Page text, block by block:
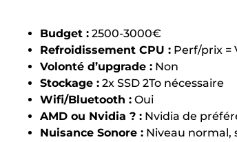
Budget : 2500-3000€
Refroidissement CPU : Perf/prix =
Volonté d’upgrade : Non
Stockage : 2x SSD 2To nécessaire
Wifi/Bluetooth : Oui
AMD ou Nvidia ? : Nvidia de
Nuisance Sonore : Niveau normal,